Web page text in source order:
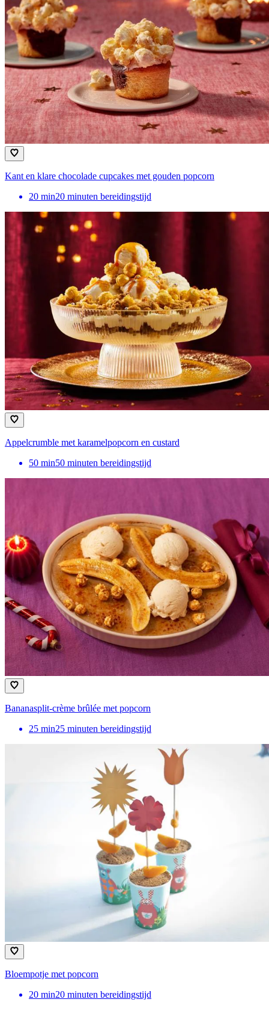
Kant en klare chocolade cupcakes met gouden popcorn
20 min20 minuten bereidingstijd
Appelcrumble met karamelpopcorn en custard
50 min50 minuten bereidingstijd
Bananasplit-crème brûlée met popcorn
25 min25 minuten bereidingstijd
Bloempotje met popcorn
20 min20 minuten bereidingstijd